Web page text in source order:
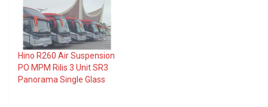
Hino R260 Air Suspension
PO MPM Rilis 3 Unit SR3
Panorama Single Glass